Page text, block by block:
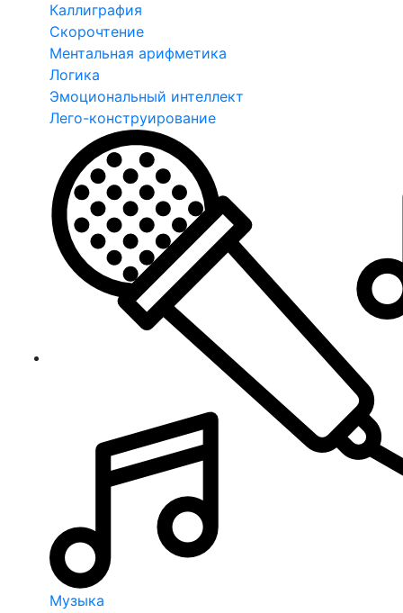
Каллиграфия
Скорочтение
Ментальная арифметика
Логика
Эмоциональный интеллект
Лего-конструирование
Музыка